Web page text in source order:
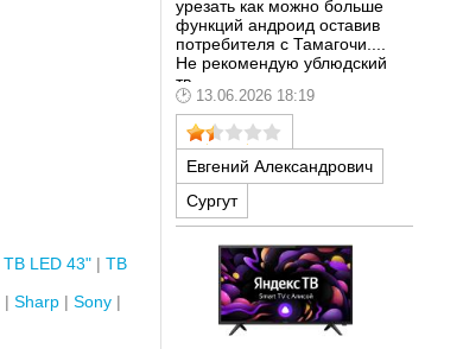
ТВ LED 43"
ТВ
Sharp
Sony
урезать как можно больше
функций андроид оставив
потребителя с Тамагочи....
Не рекомендую ублюдский
тв
13.06.2026 18:19
Евгений Александрович
Сургут